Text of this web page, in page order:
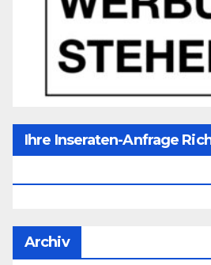
Ihre Inseraten-Anfrage
Archiv